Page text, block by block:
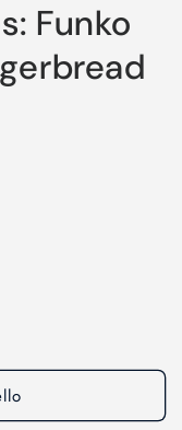
Funko